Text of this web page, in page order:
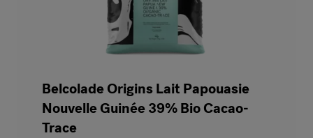
Belcolade Origins Lait Papouasie
Nouvelle Guinée 39% Bio Cacao-
Trace